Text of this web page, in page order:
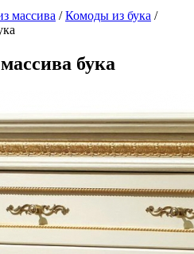
массива /Комоды из бука /
бука